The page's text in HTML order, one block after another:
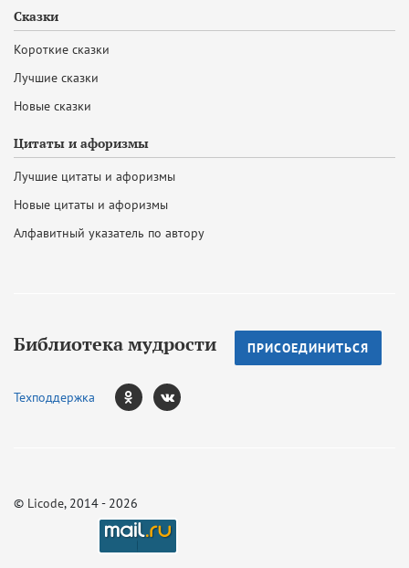
Сказки
Короткие сказки
Лучшие сказки
Новые сказки
Цитаты и афоризмы
Лучшие цитаты и афоризмы
Новые цитаты и афоризмы
Алфавитный указатель по автору
Библиотека мудрости ПРИСОЕДИНИТЬСЯ
Техподдержка
© Licode, 2014 - 2026